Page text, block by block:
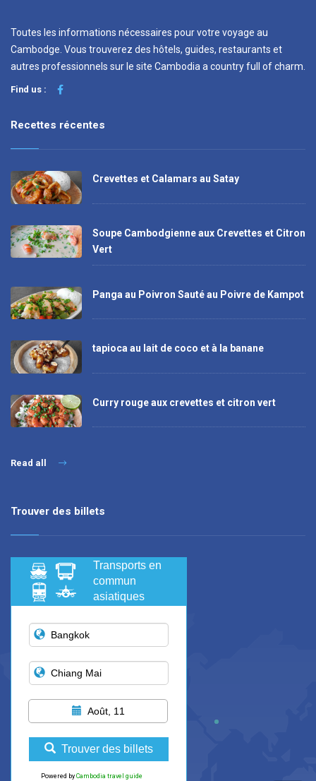
Toutes les informations nécessaires pour votre voyage au
Cambodge. Vous trouverez des hôtels, guides, restaurants et
autres professionnels sur le site Cambodia a country full of charm.
Find us :
Recettes récentes
Crevettes et Calamars au Satay
Soupe Cambodgienne aux Crevettes et Citron
Vert
Panga au Poivron Sauté au Poivre de Kampot
tapioca au lait de coco et à la banane
Curry rouge aux crevettes et citron vert
Read all
Trouver des billets
Transports en
commun
asiatiques
Août, 11
Trouver des billets
Powered by Cambodia travel guide